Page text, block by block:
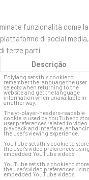
funzionalità come la
di social media,
terze parti.
Descrição
Polylang sets this cookie to
remember the language the user
selects when returning to the
website and get the language
information when unavailable in
another way.
The yt-player-headers-readable
cookie is used by YouTube to
user preferences related to video
playback and interface,
the user's viewing experience.
YouTube sets this cookie to store
the user's video preferences
embedded YouTube videos.
YouTube sets this cookie to store
the user's video preferences
embedded YouTube videos.